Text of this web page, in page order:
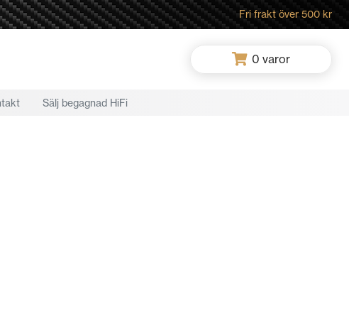
Fri frakt över 500 kr
0 varor
Sälj begagnad HiFi